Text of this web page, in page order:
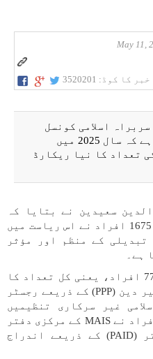
خبر کا کوڈ: 3520201
اسلامی کونسل
سلانگور (MAIS) نے اعلان کیا ہے کہ سال 2025 میں
تعداد کا نیا ریکارڈ
سعیدین نے بتایا کہ
2025 کے دوران مجموعی طور پر 1675 افراد نے اس ریاست میں
تبدیلی کے منظم اور مؤثر
ہے۔
انہوں نے کہا کہ ان میں سے 772 افراد، یعنی کل تعداد کا
82.1 فیصد، مراکزِ مدیریتِ تغییر دین (PPP) کے ذریعے رجسٹر
غیر سرکاری تنظیمیں
(PIBK) شامل ہیں، جبکہ باقی افراد نے MAIS کے مرکزی دفتر
اور ضلعی اسلامی مذہبی دفاتر (PAID) کے ذریعے اندراج